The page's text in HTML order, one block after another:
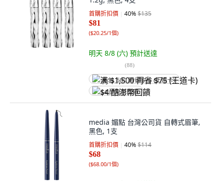
首購折扣價 40%$135
$81
($20.25/1個)
明天 8/8 (六) 預計送達
(88)
满 $1,500 再省 $75 (王道卡)
$4 酷澎幣回饋
media 媚點 台灣公司貨 自轉式眉筆,
黑色, 1支
首購折扣價 40%$114
$68
($68.00/1個)